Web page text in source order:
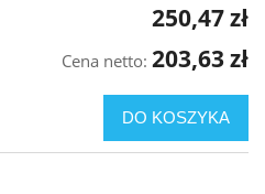
250,47 zł
Cena netto: 203,63 zł
DO KOSZYKA